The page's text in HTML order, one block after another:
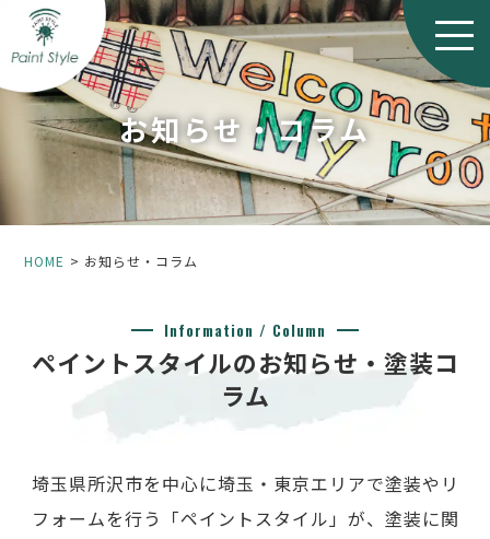
お知らせ・コラム
HOME お知らせ・コラム
Information / Column
ペイントスタイルのお知らせ・塗装コ
ラム
埼玉県所沢市を中心に埼玉・東京エリアで塗装やリ
フォームを行う「ペイントスタイル」が、 塗装に関